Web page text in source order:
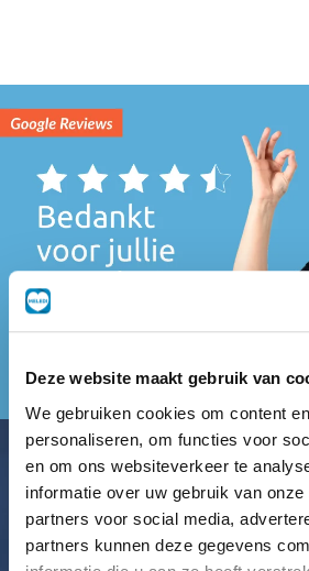
Deze website maakt gebruik van
We gebruiken cookies om content
personaliseren, om functies voor
en om ons websiteverkeer te
informatie over uw gebruik van
partners voor social media,
partners kunnen deze gegevens